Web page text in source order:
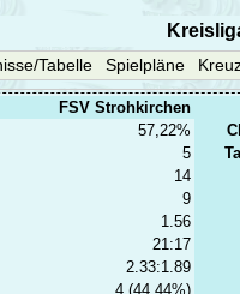
Tabelle Spielpläne
FSV Strohkirchen
57,22%
5
14
9
1.56
21:17
2.33:1.89
4 (44,44%)